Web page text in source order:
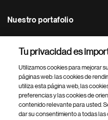
Nuestro portafolio
Footer Site Search
Tu privacidad es
Utilizamos cookies para mejorar
páginas web: las cookies de
utiliza esta página web, las
preferencias y las cookies de
contenido relevante para usted.
dar su consentimiento a todas